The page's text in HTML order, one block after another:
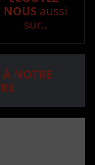
NOUS aussi
sur..
NOTRE